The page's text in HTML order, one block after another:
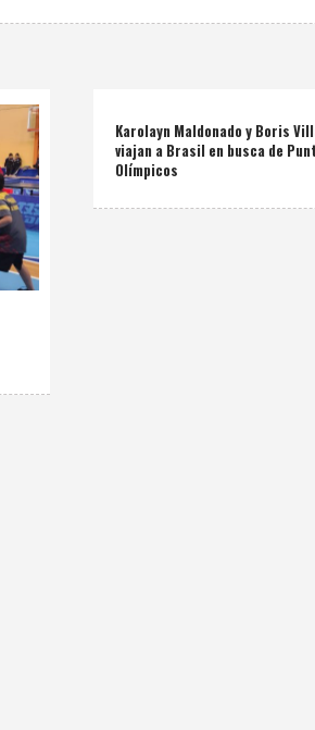
Karolayn Maldonado y Boris
viajan a Brasil en busca de
Olímpicos